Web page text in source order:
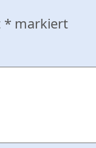
* markiert